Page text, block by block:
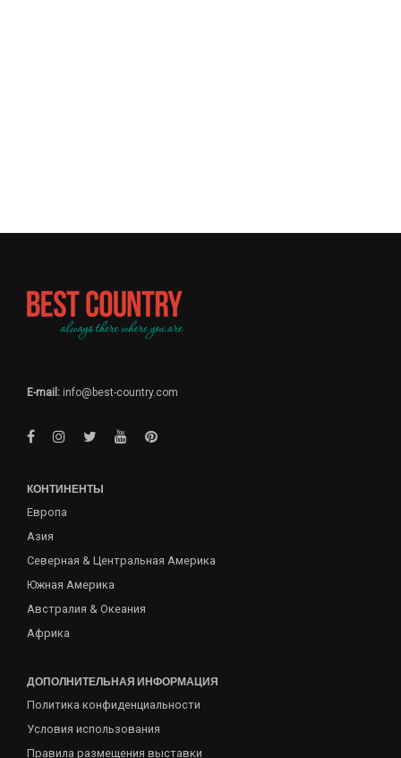
E-mail: info@best-country.com
КОНТИНЕНТЫ
Европа
Азия
Северная & Центральная Америка
Южная Америка
Австралия & Океания
Африка
ДОПОЛНИТЕЛЬНАЯ ИНФОРМАЦИЯ
Политика конфиденциальности
Условия использования
Правила размещения выставки